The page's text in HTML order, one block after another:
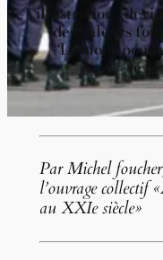
illustration :
des valeurs
“L’amour pour
le
Par Michel
l’ouvrage collectif
au XXIe siècle»